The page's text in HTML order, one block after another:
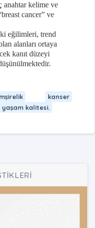
anahtar kelime ve
cancer” ve
eğilimleri, trend
alanları ortaya
kanıt düzeyi
kanser
yaşam kalitesi.